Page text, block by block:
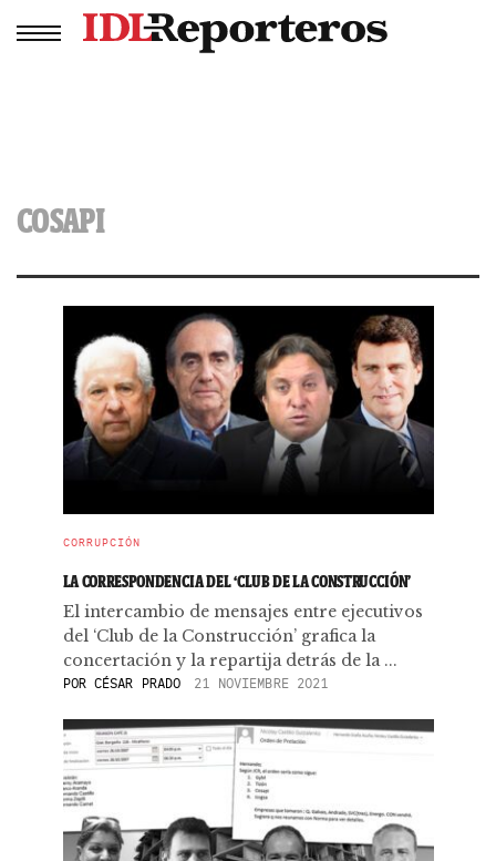
COSAPI
CORRUPCIÓN
LA CORRESPONDENCIA DEL ‘CLUB DE LA CONSTRUCCIÓN’
El intercambio de mensajes entre ejecutivos
del ‘Club de la Construcción’ grafica la
concertación y la repartija detrás de la ...
POR CÉSAR PRADO 21 NOVIEMBRE 2021